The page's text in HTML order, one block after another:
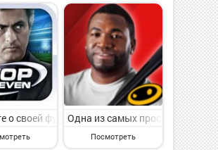
о своей футбольной команде? Играйте в Топ
Одна из самых простых в
Посмотреть